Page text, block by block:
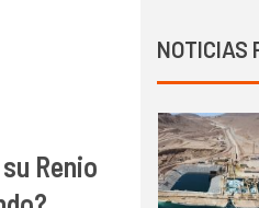
Renio
NOTICIAS
3